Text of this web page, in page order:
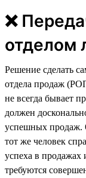
❌
отделом
Решение сделать
отдела продаж
не всегда бывает
должен
успешных продаж.
тот же человек
успеха в продажах
требуются